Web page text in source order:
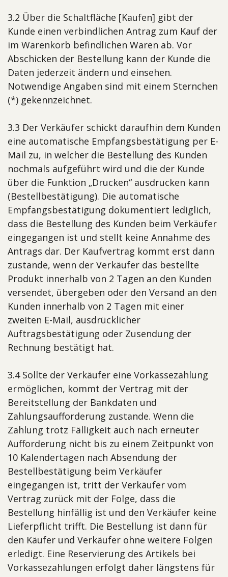
3.2 Über die Schaltfläche [Kaufen] gibt der
Kunde einen verbindlichen Antrag zum Kauf der
im Warenkorb befindlichen Waren ab. Vor
Abschicken der Bestellung kann der Kunde die
Daten jederzeit ändern und einsehen.
Notwendige Angaben sind mit einem Sternchen
(*) gekennzeichnet.
3.3 Der Verkäufer schickt daraufhin dem Kunden
eine automatische Empfangsbestätigung per E-
Mail zu, in welcher die Bestellung des Kunden
nochmals aufgeführt wird und die der Kunde
über die Funktion „Drucken“ ausdrucken kann
(Bestellbestätigung). Die automatische
Empfangsbestätigung dokumentiert lediglich,
dass die Bestellung des Kunden beim Verkäufer
eingegangen ist und stellt keine Annahme des
Antrags dar. Der Kaufvertrag kommt erst dann
zustande, wenn der Verkäufer das bestellte
Produkt innerhalb von 2 Tagen an den Kunden
versendet, übergeben oder den Versand an den
Kunden innerhalb von 2 Tagen mit einer
zweiten E-Mail, ausdrücklicher
Auftragsbestätigung oder Zusendung der
Rechnung bestätigt hat.
3.4 Sollte der Verkäufer eine Vorkassezahlung
ermöglichen, kommt der Vertrag mit der
Bereitstellung der Bankdaten und
Zahlungsaufforderung zustande. Wenn die
Zahlung trotz Fälligkeit auch nach erneuter
Aufforderung nicht bis zu einem Zeitpunkt von
10 Kalendertagen nach Absendung der
Bestellbestätigung beim Verkäufer
eingegangen ist, tritt der Verkäufer vom
Vertrag zurück mit der Folge, dass die
Bestellung hinfällig ist und den Verkäufer keine
Lieferpflicht trifft. Die Bestellung ist dann für
den Käufer und Verkäufer ohne weitere Folgen
erledigt. Eine Reservierung des Artikels bei
Vorkassezahlungen erfolgt daher längstens für